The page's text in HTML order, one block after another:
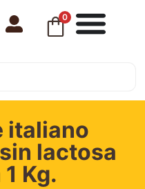
0
italiano
lactosa
Kg.